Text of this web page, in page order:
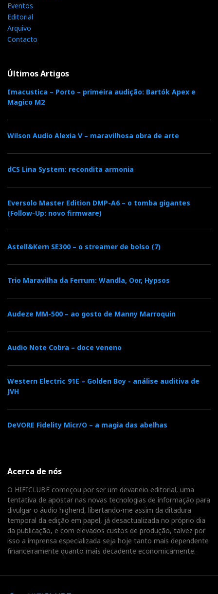
Eventos
Editorial
Arquivo
Contacto
Últimos Artigos
Imacustica – Porto – primeira audição: Bartók Apex e
Magico M2
Wilson Audio Alexia V – maravilhosa obra de arte
dCS Lina System: recondita armonia
Eversolo Master Edition DMP-A6 – o tomba gigantes
(Follow-Up: novo firmware)
Astell&Kern SE300 – o streamer de bolso (7)
Trio Maravilha da Ferrum: Wandla, Oor, Hypsos
Audeze MM-500 – ao gosto de Manny Marroquin
Audio Note Cobra – doce veneno
Western Electric 91E – Golden Boy - análise auditiva de
JVH
DeVORE Fidelity Micr/O – a magia das abelhas
Acerca de nós
O HIFICLUBE começou por ser um devaneio editorial, uma
tentativa de apostar nas novas tecnologias de informação para
divulgar o áudio highend, libertando-me assim da ditadura
temporal da edição em papel, já desactualizada no próprio dia
da publicação, e com elevados custos de produção, talvez por
isso a imprensa especializada seja hoje tanto mais dependente
financeiramente quanto mais decadente economicamente.